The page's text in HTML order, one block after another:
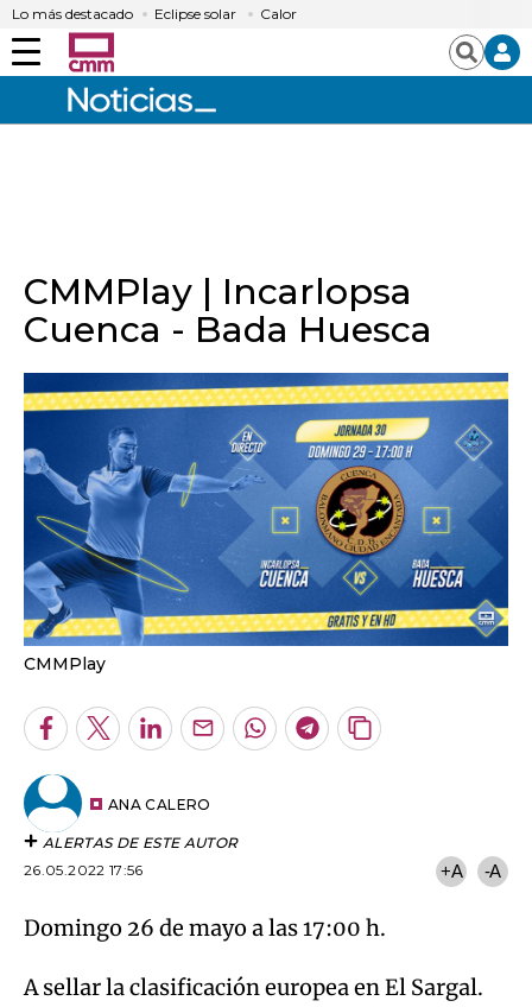
Lo más destacado Eclipse solar Calor
Menú Buscar
CMMPlay | Incarlopsa
Cuenca - Bada Huesca
CMMPlay
Facebook
TwitterLinkedInEnviarWhatsapp
Telegram
Copiar
ANA CALERO
ALERTAS DE ESTE AUTOR
26.05.2022 17:56
+A -A
Domingo 26 de mayo a las 17:00 h.
A sellar la clasificación europea en El Sargal.